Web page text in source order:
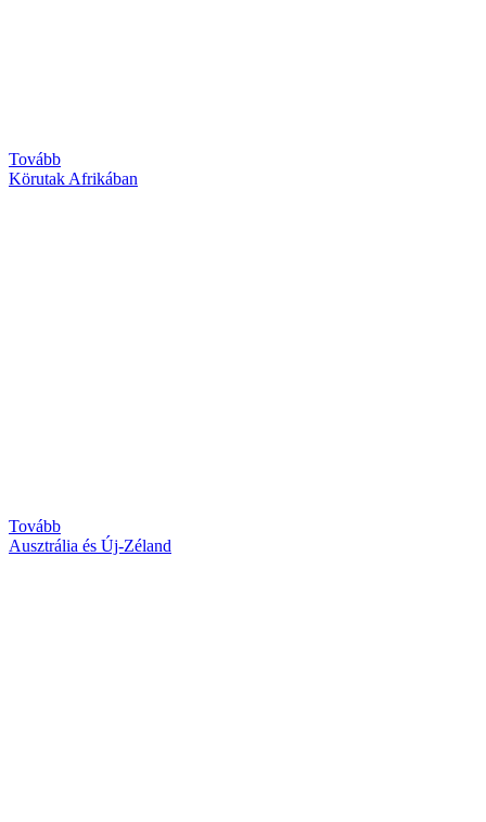
Tovább
Körutak Afrikában
Tovább
Ausztrália és Új-Zéland